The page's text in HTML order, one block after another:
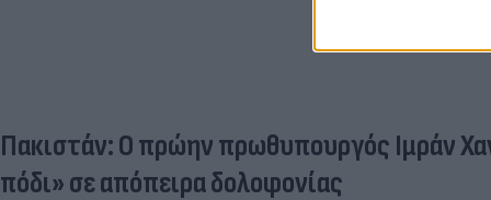
Πακιστάν: Ο πρώην πρωθυπουργός Ιμράν
πόδι» σε απόπειρα δολοφονίας